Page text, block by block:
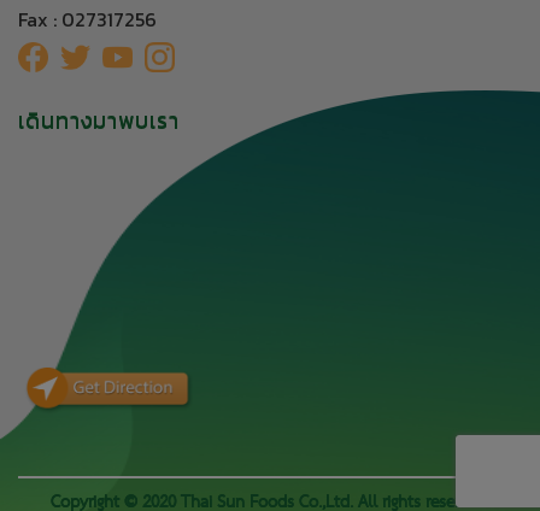
Fax : 027317256
เดินทางมาพบเรา
Copyright © 2020 Thai Sun Foods Co.,Ltd. All rights reserved.